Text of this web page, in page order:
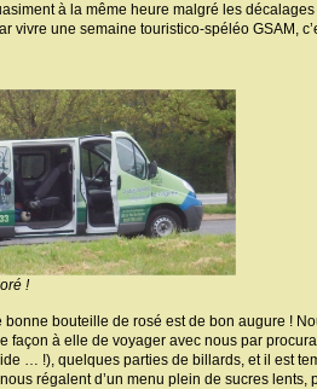
à la même heure malgré les
vivre une semaine touristico-spéléo GSAM,
!
bouteille de rosé est de bon augure !
façon à elle de voyager avec nous par
… !), quelques parties de billards, et il est
régalent d’un menu plein de sucres lents,